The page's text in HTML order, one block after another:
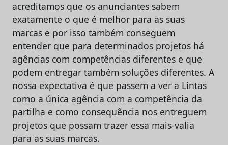
acreditamos que os anunciantes sabem
exatamente o que é melhor para as suas
marcas e por isso também conseguem
entender que para determinados projetos há
agências com competências diferentes e que
podem entregar também soluções diferentes. A
nossa expectativa é que passem a ver a Lintas
como a única agência com a competência da
partilha e como consequência nos entreguem
projetos que possam trazer essa mais-valia
para as suas marcas.